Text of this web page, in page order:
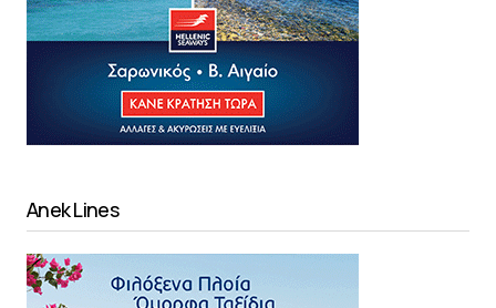
Anek Lines